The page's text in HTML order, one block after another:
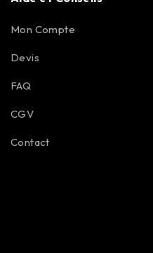
Mon Compte
Devis
FAQ
CGV
Contact